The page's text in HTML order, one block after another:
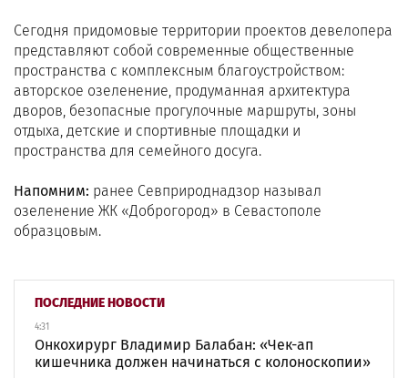
ПОСЛЕДНИЕ НОВОСТИ
4:31
Онкохирург Владимир Балабан: «Чек-ап
кишечника должен начинаться с колоноскопии»
Сегодня придомовые территории проектов девелопера
представляют собой современные общественные
пространства с комплексным благоустройством:
авторское озеленение, продуманная архитектура
дворов, безопасные прогулочные маршруты, зоны
отдыха, детские и спортивные площадки и
пространства для семейного досуга.
Напомним: ранее Севприроднадзор называл
озеленение ЖК «Доброгород» в Севастополе
образцовым.